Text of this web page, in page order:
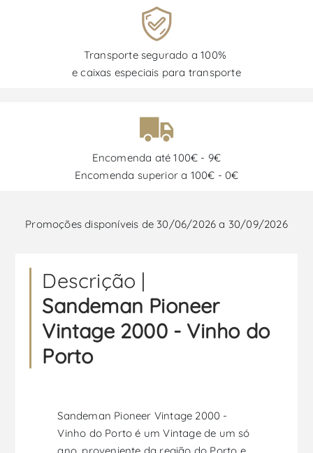
Transporte segurado a 100%
e caixas especiais para transporte
Encomenda até 100€ - 9€
Encomenda superior a 100€ - 0€
Promoções disponíveis de 30/06/2026 a 30/09/2026
Descrição |
Sandeman Pioneer
Vintage 2000 - Vinho do
Porto
Sandeman Pioneer Vintage 2000 -
Vinho do Porto é um Vintage de um só